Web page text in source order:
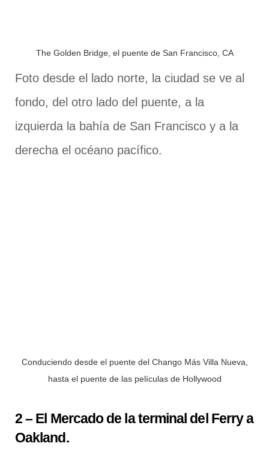
The Golden Bridge, el puente de San Francisco, CA
Foto desde el lado norte, la ciudad se ve al
fondo, del otro lado del puente, a la
izquierda la bahía de San Francisco y a la
derecha el océano pacífico.
Conduciendo desde el puente del Chango Más Villa Nueva,
hasta el puente de las películas de Hollywood
2 – El Mercado de la terminal del Ferry a
Oakland.